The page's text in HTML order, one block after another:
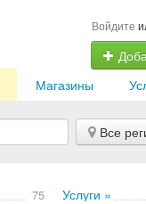
Войдите
Магазины
Все
75 Услуги »